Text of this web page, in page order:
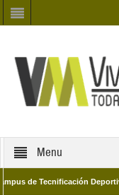
Menu
Tecnificación Deportiva